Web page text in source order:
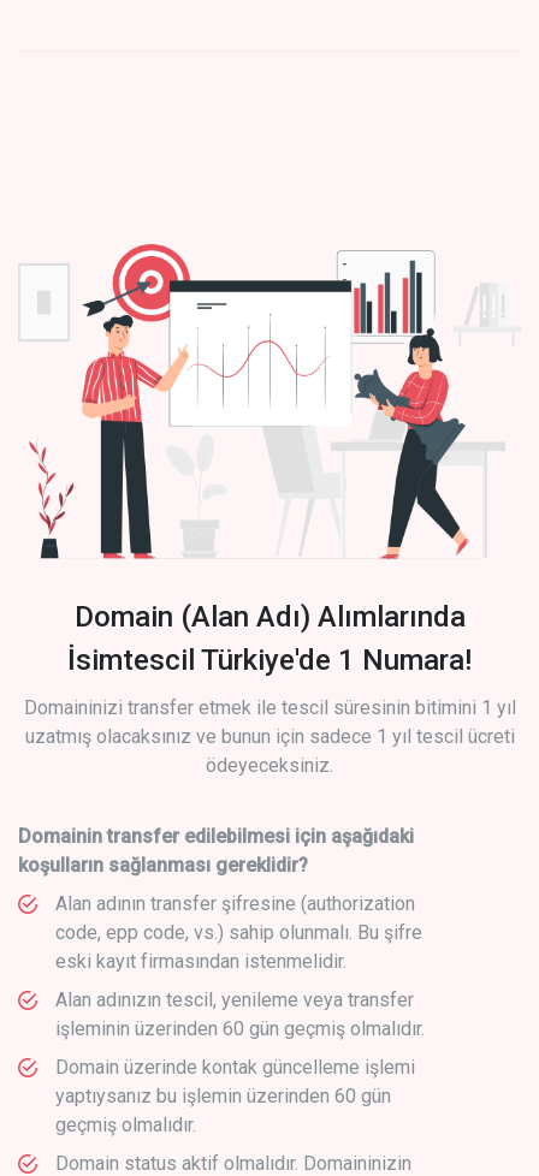
Domain (Alan Adı) Alımlarında
İsimtescil Türkiye'de 1 Numara!
Domaininizi transfer etmek ile tescil süresinin bitimini 1 yıl
uzatmış olacaksınız ve bunun için sadece 1 yıl tescil ücreti
ödeyeceksiniz.
Domainin transfer edilebilmesi için aşağıdaki
koşulların sağlanması gereklidir?
Alan adının transfer şifresine (authorization
code, epp code, vs.) sahip olunmalı. Bu şifre
eski kayıt firmasından istenmelidir.
Alan adınızın tescil, yenileme veya transfer
işleminin üzerinden 60 gün geçmiş olmalıdır.
Domain üzerinde kontak güncelleme işlemi
yaptıysanız bu işlemin üzerinden 60 gün
geçmiş olmalıdır.
Domain status aktif olmalıdır. Domaininizin